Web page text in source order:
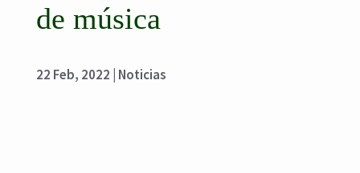
de música
22 Feb, 2022 Noticias